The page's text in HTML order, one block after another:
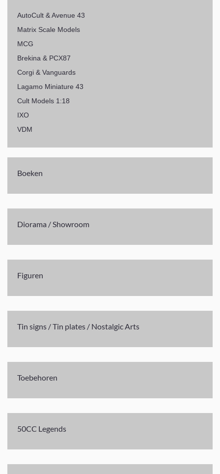
AutoCult & Avenue 43
Matrix Scale Models
MCG
Brekina & PCX87
Corgi & Vanguards
Lagamo Miniature 43
Cult Models 1:18
IXO
VDM
Boeken
Diorama / Showroom
Figuren
Tin signs / Tin plates / Nostalgic Arts
Toebehoren
50CC Legends